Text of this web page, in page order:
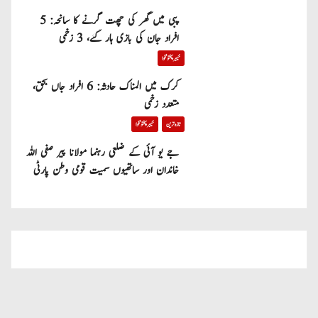
پبی میں گھر کی چھت گرنے کا سانحہ: 5
افراد جان کی بازی ہار گئے، 3 زخمی
خیبر پختونخوا
کرک میں المناک حادثہ: 6 افراد جاں بحق،
متعدد زخمی
تازہ ترین خیبر پختونخوا
جے یو آئی کے ضلعی رہنما مولانا پیر صفی اللہ
خاندان اور ساتھیوں سمیت قومی وطن پارٹی